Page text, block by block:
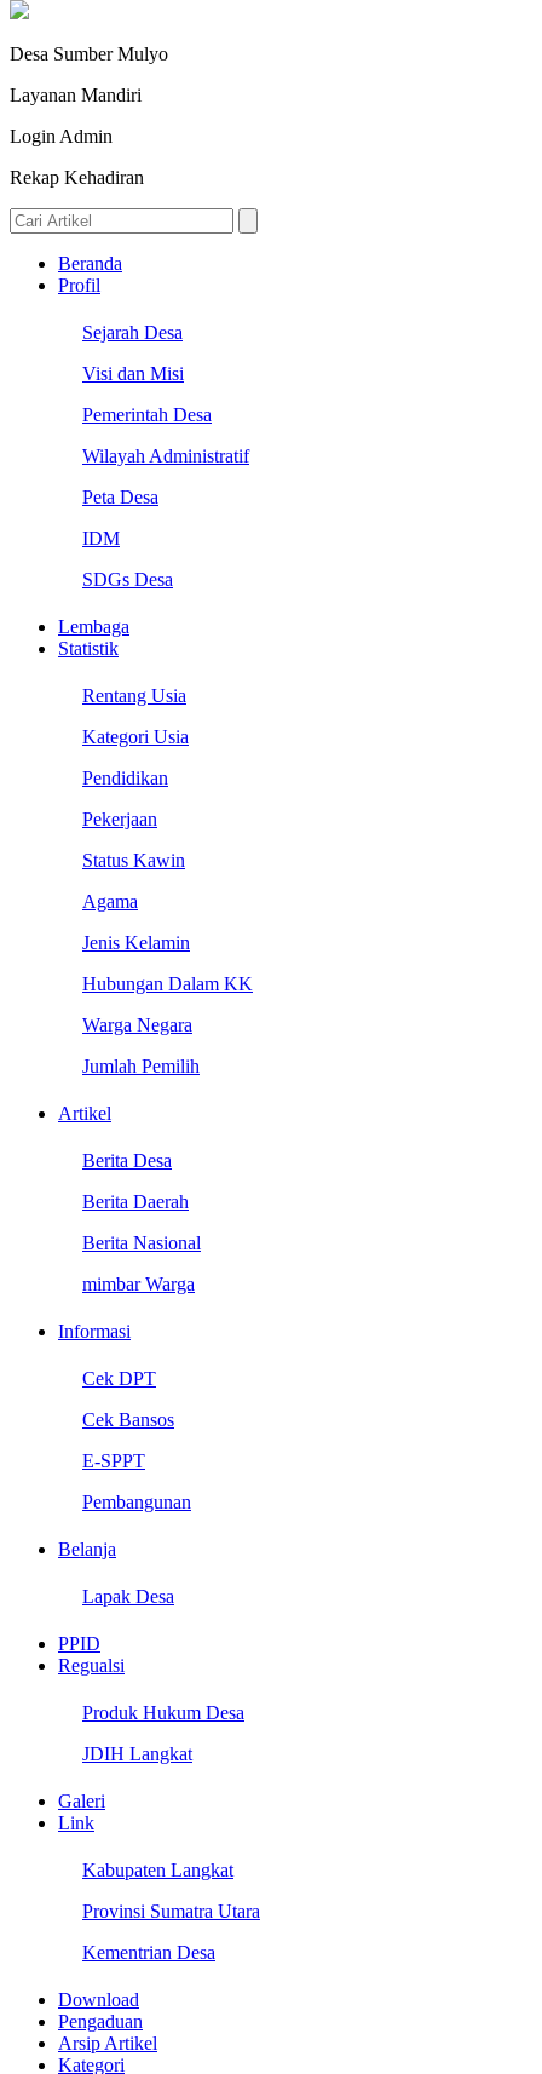
Desa Sumber Mulyo
Layanan Mandiri
Login Admin
Rekap Kehadiran
Beranda
Profil
Sejarah Desa
Visi dan Misi
Pemerintah Desa
Wilayah Administratif
Peta Desa
IDM
SDGs Desa
Lembaga
Statistik
Rentang Usia
Kategori Usia
Pendidikan
Pekerjaan
Status Kawin
Agama
Jenis Kelamin
Hubungan Dalam KK
Warga Negara
Jumlah Pemilih
Artikel
Berita Desa
Berita Daerah
Berita Nasional
mimbar Warga
Informasi
Cek DPT
Cek Bansos
E-SPPT
Pembangunan
Belanja
Lapak Desa
PPID
Regualsi
Produk Hukum Desa
JDIH Langkat
Galeri
Link
Kabupaten Langkat
Provinsi Sumatra Utara
Kementrian Desa
Download
Pengaduan
Arsip Artikel
Kategori